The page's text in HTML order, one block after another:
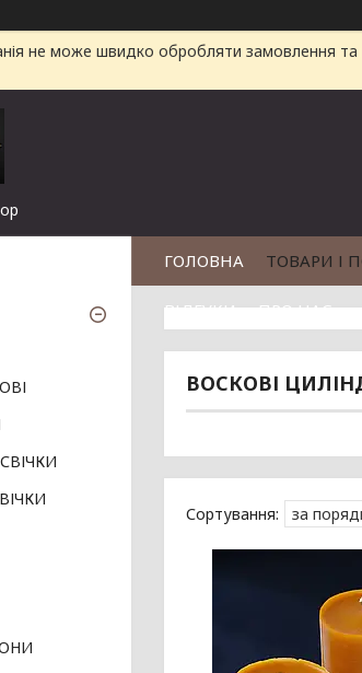
не може швидко обробляти замовлення та
ГОЛОВНА ТОВАРИ І
ВІДГУКИ ПРО НАС
ВОСКОВІ